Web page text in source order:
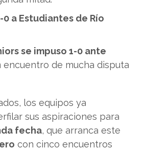
a Estudiantes de Río
se impuso 1-0 ante
encuentro de mucha disputa
los equipos ya
sus aspiraciones para
fecha, que arranca este
con cinco encuentros